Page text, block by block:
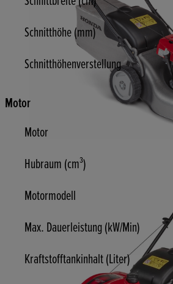
Schnitthöhe (mm)
Schnitthöhenverstellung
Motor
Motor
Hubraum (cm³)
Motormodell
Max. Dauerleistung (kW/Min)
Kraftstofftankinhalt (Liter)